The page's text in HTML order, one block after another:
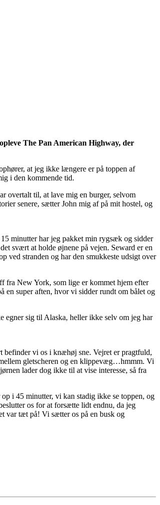
The Pan American Highway, der
at jeg ikke længere er på toppen af
i den kommende tid.
overtalt til, at lave mig en burger, selvom
senere, sætter John mig af på mit hostel, og
minutter har jeg pakket min rygsæk og sidder
svært at holde øjnene på vejen. Seward er en
ved stranden og har den smukkeste udsigt over
fra New York, som lige er kommet hjem efter
en super aften, hvor vi sidder rundt om bålet og
egner sig til Alaska, heller ikke selv om jeg har
befinder vi os i knæhøj sne. Vejret er pragtfuld,
gletscheren og en klippevæg…hmmm. Vi
lader dog ikke til at vise interesse, så fra
i 45 minutter, vi kan stadig ikke se toppen, og
os for at forsætte lidt endnu, da jeg
var tæt på! Vi sætter os på en busk og